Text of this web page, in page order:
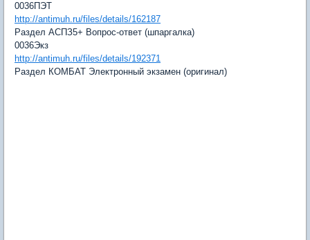
0036ПЭТ
http://antimuh.ru/files/details/162187
Раздел АСПЗ5+ Вопрос-ответ (шпаргалка)
0036Экз
http://antimuh.ru/files/details/192371
Раздел КОМБАТ Электронный экзамен (оригинал)